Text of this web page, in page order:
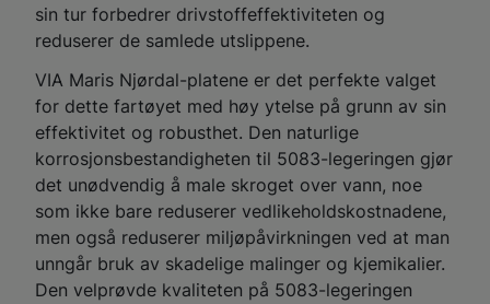
sin tur forbedrer drivstoffeffektiviteten og
reduserer de samlede utslippene.
VIA Maris Njørdal-platene er det perfekte valget
for dette fartøyet med høy ytelse på grunn av sin
effektivitet og robusthet. Den naturlige
korrosjonsbestandigheten til 5083-legeringen gjør
det unødvendig å male skroget over vann, noe
som ikke bare reduserer vedlikeholdskostnadene,
men også reduserer miljøpåvirkningen ved at man
unngår bruk av skadelige malinger og kjemikalier.
Den velprøvde kvaliteten på 5083-legeringen